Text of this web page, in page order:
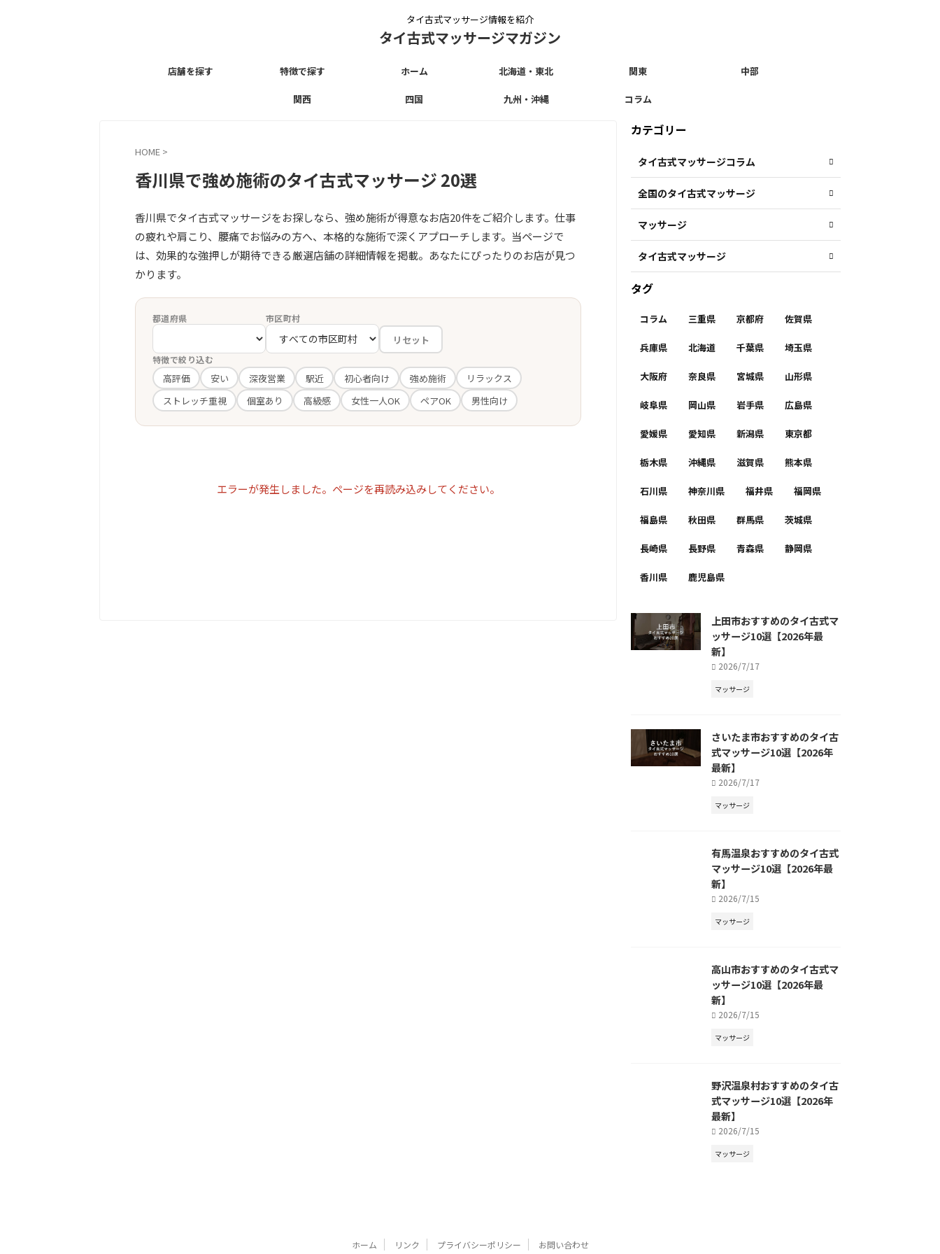
タイ古式マッサージ情報を紹介
タイ古式マッサージマガジン
店舗を探す 特徴で探す ホーム 北海道・東北 関東 中部
関西 四国 九州・沖縄 コラム
HOME >
香川県で強め施術のタイ古式マッサージ 20選
香川県でタイ古式マッサージをお探しなら、強め施術が得意なお店20件をご紹介します。仕事
の疲れや肩こり、腰痛でお悩みの方へ、本格的な施術で深くアプローチします。当ページで
は、効果的な強押しが期待できる厳選店舗の詳細情報を掲載。あなたにぴったりのお店が見つ
かります。
都道府県 市区町村
リセット
特徴で絞り込む
高評価 安い 深夜営業 駅近 初心者向け 強め施術
リラックス
ストレッチ重視
個室あり 高級感 女性一人OK ペアOK 男性向け
エラーが発生しました。ページを再読み込みしてください。
カテゴリー
タイ古式マッサージコラム
全国のタイ古式マッサージ
マッサージ
タイ古式マッサージ
タグ
コラム 三重県 京都府 佐賀県
兵庫県 北海道 千葉県 埼玉県
大阪府 奈良県 宮城県 山形県
岐阜県 岡山県 岩手県 広島県
愛媛県 愛知県 新潟県 東京都
栃木県 沖縄県 滋賀県 熊本県
石川県 神奈川県 福井県 福岡県
福島県 秋田県 群馬県 茨城県
長崎県 長野県 青森県 静岡県
香川県 鹿児島県
上田市おすすめのタイ古式マ
ッサージ10選【2026年最
新】
2026/7/17
マッサージ
さいたま市おすすめのタイ古
式マッサージ10選【2026年
最新】
2026/7/17
マッサージ
有馬温泉おすすめのタイ古式
マッサージ10選【2026年最
新】
2026/7/15
マッサージ
高山市おすすめのタイ古式マ
ッサージ10選【2026年最
新】
2026/7/15
マッサージ
野沢温泉村おすすめのタイ古
式マッサージ10選【2026年
最新】
2026/7/15
マッサージ
ホーム リンク プライバシーポリシー お問い合わせ